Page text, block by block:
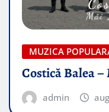
MUZICA
Costică Balea
admin